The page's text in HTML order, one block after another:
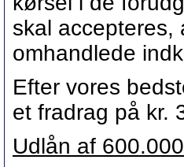
skal
omhandlede
Efter vores
et fradrag på kr.
Udlån af